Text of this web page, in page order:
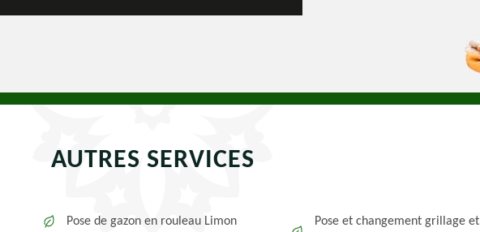
AUTRES SERVICES
Pose de gazon en rouleau Limon
Pose et changement grillage et